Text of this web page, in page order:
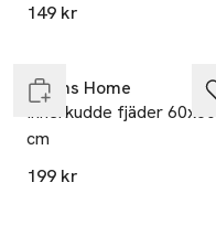
149 kr
Åhléns Home
Innerkudde fjäder 60x60
cm
199 kr